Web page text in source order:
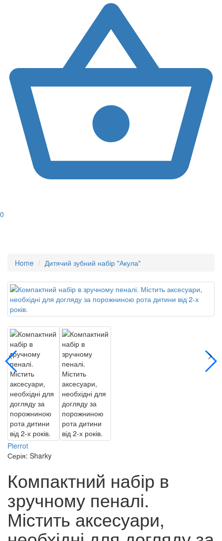
0
Home Дитячий зубний набір "Акула"
Pierrot
Серія: Sharky
Компактний набір в
зручному пеналі.
Містить аксесуари,